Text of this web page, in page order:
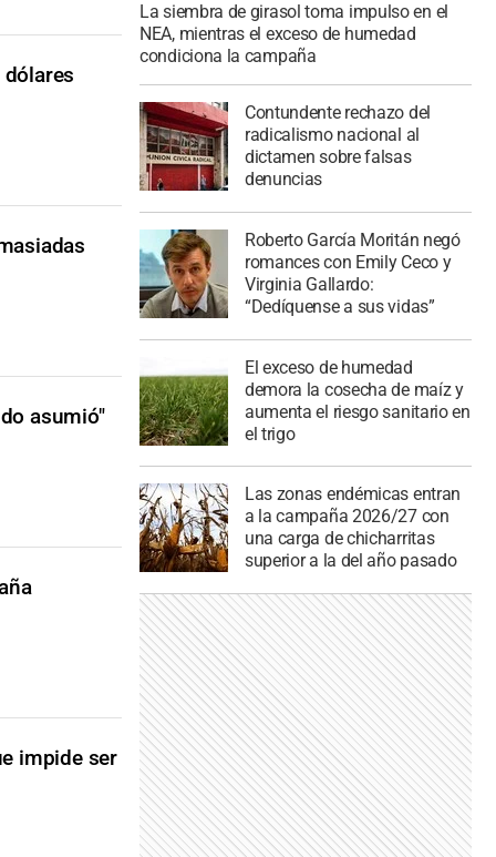
asumió"
impide ser
La siembra de girasol toma impulso en el
NEA, mientras el exceso de humedad
condiciona la campaña
Contundente rechazo del
radicalismo nacional al
dictamen sobre falsas
denuncias
Roberto García Moritán negó
romances con Emily Ceco y
Virginia Gallardo:
“Dedíquense a sus vidas”
El exceso de humedad
demora la cosecha de maíz y
aumenta el riesgo sanitario en
el trigo
Las zonas endémicas entran
a la campaña 2026/27 con
una carga de chicharritas
superior a la del año pasado